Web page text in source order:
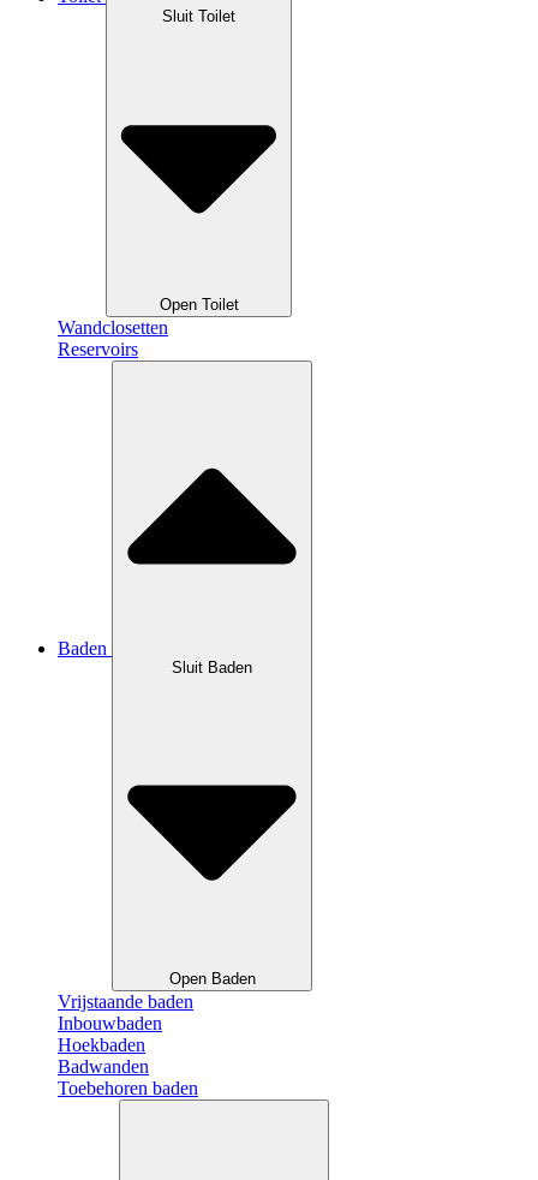
Sluit Toilet
Open Toilet
Wandclosetten
Reservoirs
Baden
Sluit Baden
Open Baden
Vrijstaande baden
Inbouwbaden
Hoekbaden
Badwanden
Toebehoren baden